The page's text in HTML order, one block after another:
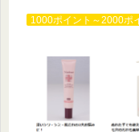
1000ポイント～2000ポ